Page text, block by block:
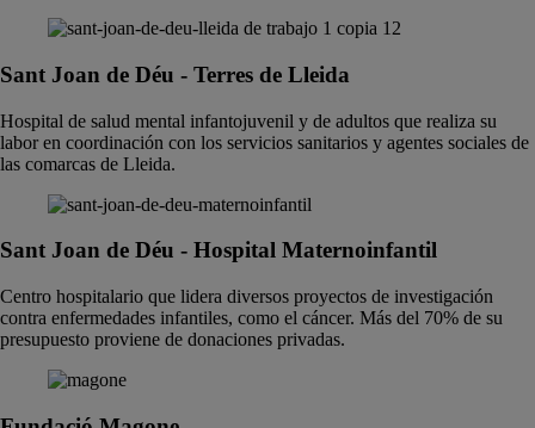
Sant Joan de Déu - Terres de Lleida
Hospital de salud mental infantojuvenil y de adultos que realiza su
labor en coordinación con los servicios sanitarios y agentes sociales de
las comarcas de Lleida.
Sant Joan de Déu - Hospital Maternoinfantil
Centro hospitalario que lidera diversos proyectos de investigación
contra enfermedades infantiles, como el cáncer. Más del 70% de su
presupuesto proviene de donaciones privadas.